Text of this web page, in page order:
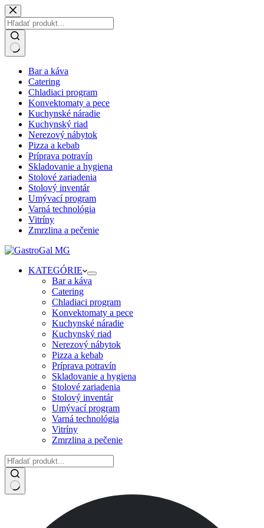
Skip
to
content
results Bar a káva
Catering
Chladiaci program
Konvektomaty a pece
Kuchynské náradie
Kuchynský riad
Nerezový nábytok
Pizza a kebab
Príprava potravín
Skladovanie a hygiena
Stolové zariadenia
Stolový inventár
Umývací program
Varná technológia
Vitríny
Zmrzlina a pečenie
KATEGÓRIE
Bar a káva
Catering
Chladiaci program
Konvektomaty a pece
Kuchynské náradie
Kuchynský riad
Nerezový nábytok
Pizza a kebab
Príprava potravín
Skladovanie a hygiena
Stolové zariadenia
Stolový inventár
Umývací program
Varná technológia
Vitríny
Zmrzlina a pečenie